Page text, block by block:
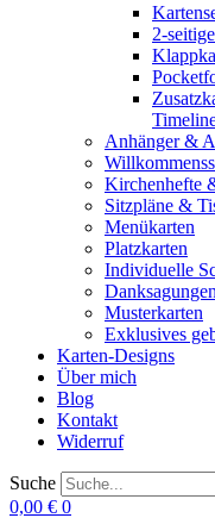
2-
Anhänger &
Kirchenhefte
Sitzpläne &
Menükarten
Platzkarten
Individuelle
Danksagungen
Musterkarten
Exklusives
Karten-Designs
Über mich
Blog
Kontakt
Widerruf
Suche
0,00 € 0